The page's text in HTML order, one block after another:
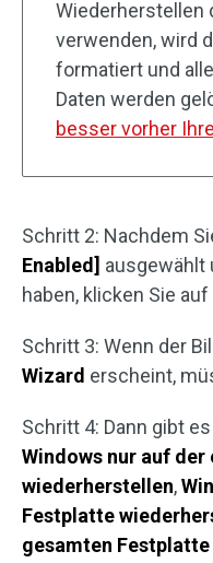
Wiederherstellen
verwenden, wird
formatiert und
Daten werden
besser vorher
Schritt 2: Nachdem
Enabled] ausgewählt
haben, klicken Sie auf
Schritt 3: Wenn der
Wizard erscheint,
Schritt 4: Dann gibt
Windows nur auf
wiederherstellen,
Festplatte
gesamten